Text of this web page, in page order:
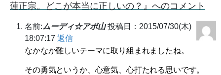
蓮正宗。どこが本当に正しいの？』へのコメント
名前:ムーディ☆アポ山 投稿日：2015/07/30(木)
18:07:17 返信
なかなか難しいテーマに取り組まれましたね。
その勇気というか、心意気、心打たれる思いです。